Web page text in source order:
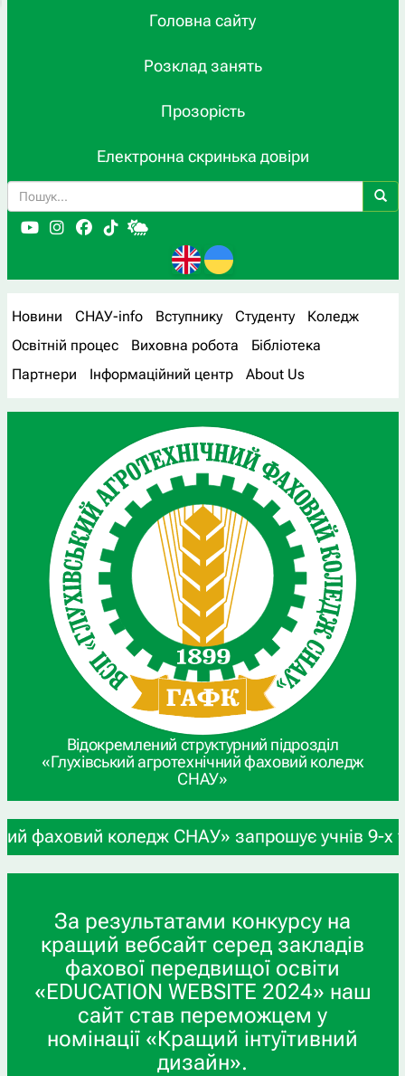
Головна сайту
Розклад занять
Прозорість
Електронна скринька довіри
Новини СНАУ-info Вступнику Студенту
Коледж
Освітній процес
Виховна робота
Бібліотека
Партнери
Інформаційний центр About Us
Відокремлений структурний підрозділ
«Глухівський агротехнічний фаховий коледж
СНАУ»
СНАУ» запрошує учнів 9-х та 11-х
За результатами конкурсу на
кращий вебсайт серед закладів
фахової передвищої освіти
«EDUCATION WEBSITE 2024» наш
сайт став переможцем у
номінації «Кращий інтуїтивний
дизайн».